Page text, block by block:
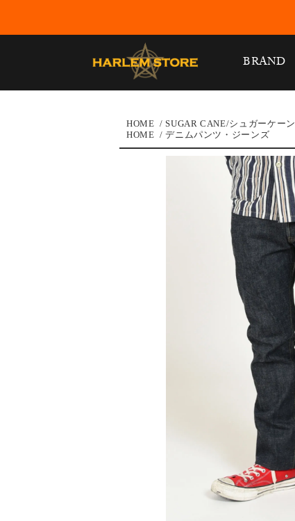
BRAND
HOME /SUGAR CANE/シュガーケーン
HOME /デニムパンツ・ジーンズ